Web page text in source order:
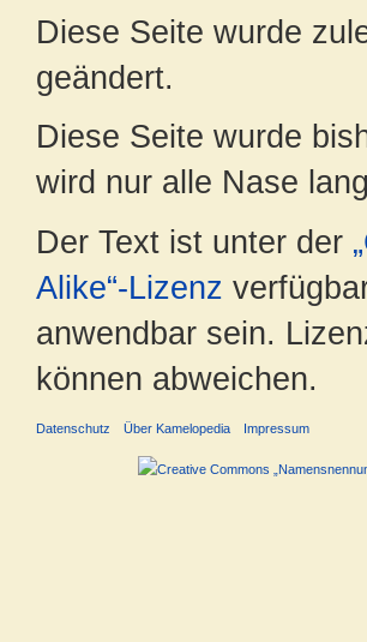
Diese Seite wurde
geändert.
Diese Seite wurde
wird nur alle Nase
Der Text ist unter der
Alike“-Lizenz
anwendbar sein.
können abweichen.
Datenschutz Über Kamelopedia Impressum